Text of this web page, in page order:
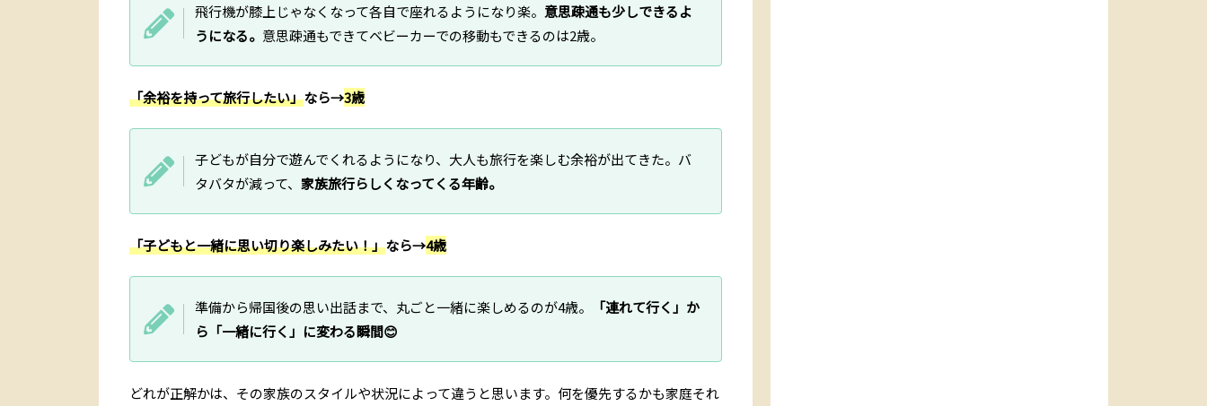
飛行機が膝上じゃなくなって各自で座れるようになり楽。 意思疎通も少しできるよ
うになる。 意思疎通もできてベビーカーでの移動もできるのは2歳。
「余裕を持って旅行したい」なら→3歳
子どもが自分で遊んでくれるようになり、大人も旅行を楽しむ余裕が出てきた。バ
タバタが減って、 家族旅行らしくなってくる年齢。
「子どもと一緒に思い切り楽しみたい！」なら→4歳
準備から帰国後の思い出話まで、丸ごと一緒に楽しめるのが4歳。
「連れて行く」か
ら「一緒に行く」に変わる瞬間😊
どれが正解かは、その家族のスタイルや状況によって違うと思います。何を優先するかも家庭それ